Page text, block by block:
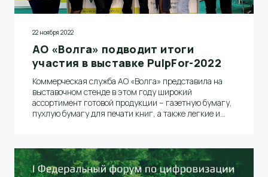
22 ноября 2022
АО «Волга» подводит итоги
участия в выставке PulpFor-2022
Коммерческая служба АО «Волга» представила на
выставочном стенде в этом году широкий
ассортимент готовой продукции – газетную бумагу,
пухлую бумагу для печати книг, а также легкие и